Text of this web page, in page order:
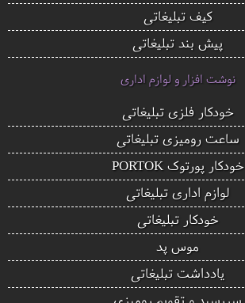
کیف تبلیغاتی
پیش بند تبلیغاتی
نوشت افزار و لوازم اداری
خودکار فلزی تبلیغاتی
ساعت رومیزی تبلیغاتی
خودکار پورتوک PORTOK
لوازم اداری تبلیغاتی
خودکار تبلیغاتی
موس پد
یادداشت تبلیغاتی